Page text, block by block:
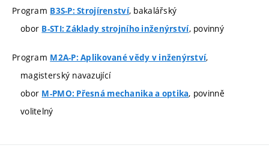
Program B3S-P: Strojírenství, bakalářský
obor B-STI: Základy strojního inženýrství, povinný
Program M2A-P: Aplikované vědy v inženýrství,
magisterský navazující
obor M-PMO: Přesná mechanika a optika, povinně
volitelný